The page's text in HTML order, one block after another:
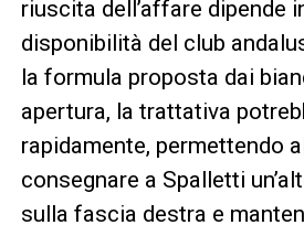
riuscita dell’affare dipende
disponibilità del club
la formula proposta dai
apertura, la trattativa
rapidamente, permettendo
consegnare a Spalletti
sulla fascia destra e